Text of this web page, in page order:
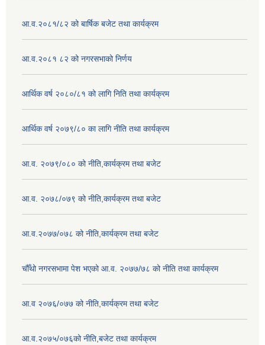
आ.व.२०८१/८२ को बार्षिक बजेट तथा कार्यक्रम
आ.व.२०८१ ८२ को नगरसभाको निर्णय
आर्थिक वर्ष २०८०/८१ को लागि निति तथा कार्यक्रम
आर्थिक वर्ष २०७९/८० का लागि नीति तथा कार्यक्रम
आ.व. २०७९/०८० को नीति,कार्यक्रम तथा बजेट
आ.व. २०७८/०७९ को नीति,कार्यक्रम तथा बजेट
आ.व.२०७७/०७८ को नीति,कार्यक्रम तथा बजेट
चौँथो नगरसभामा पेश भएको आ.व. २०७७/७८ को नीति तथा कार्यक्रम
आ.व २०७६/०७७ को नीति,कार्यक्रम तथा बजेट
आ.व.२०७५/०७६को नीति,बजेट तथा कार्यक्रम